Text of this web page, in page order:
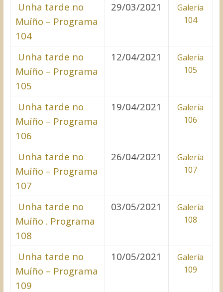
Unha tarde no
Muíño – Programa
104
29/03/2021
Galería
104
Unha tarde no
Muíño – Programa
105
12/04/2021
Galería
105
Unha tarde no
Muíño – Programa
106
19/04/2021
Galería
106
Unha tarde no
Muíño – Programa
107
26/04/2021
Galería
107
Unha tarde no
Muíño . Programa
108
03/05/2021
Galería
108
Unha tarde no
Muíño – Programa
109
10/05/2021
Galería
109